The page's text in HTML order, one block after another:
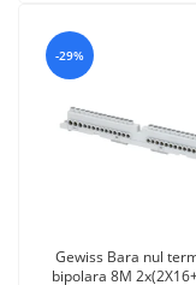
-29%
Gewiss Bara nul
bipolara 8M